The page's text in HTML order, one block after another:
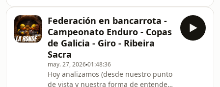
internacional. [ Ribeira Sacra MTB
Xperience] Menudo final nos ha
regalado esta prueba por etapas!!
Pablo Rodríguez Guede ha mantenido
el liderato por tan sólo 9'' en un final
no apto para cardíacos! Por otra parte
Federación en bancarrota -
Campeonato Enduro - Copas
de Galicia - Giro - Ribeira
Sacra
may. 27, 202601:48:36
Hoy analizamos (desde nuestro punto
de vista y nuestra forma de entender